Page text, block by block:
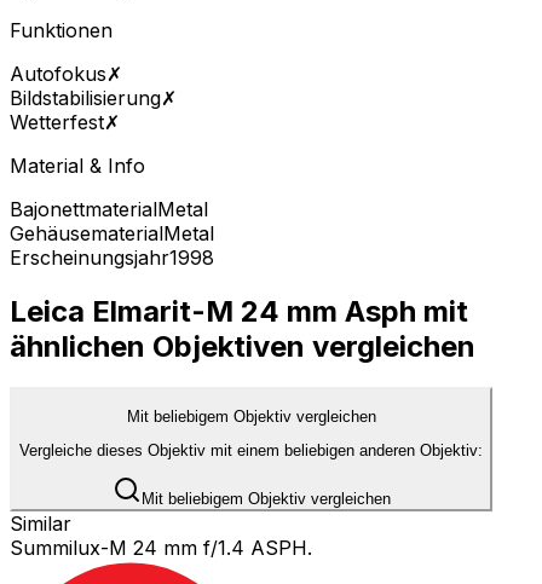
Funktionen
Autofokus✗
Bildstabilisierung✗
Wetterfest✗
Material & Info
BajonettmaterialMetal
GehäusematerialMetal
Erscheinungsjahr1998
Leica Elmarit-M 24 mm Asph mit
ähnlichen Objektiven vergleichen
Mit beliebigem Objektiv vergleichen
Vergleiche dieses Objektiv mit einem beliebigen anderen Objektiv:
Mit beliebigem Objektiv vergleichen
Similar
Summilux-M 24 mm f/1.4 ASPH.